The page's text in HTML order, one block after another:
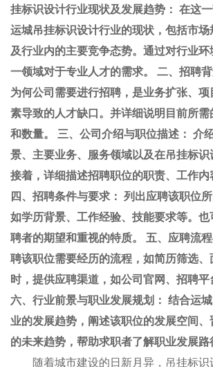
挂标识设计行业现状及发展趋势： 在这
运城吊挂标识设计行业的现状，包括市
及行业内的主要竞争态势。通过对行业
一领域对于专业人才的需求。 二、招聘
为何公司需要进行招聘，是业务扩张、项
素导致的人才缺口。并详细说明目前所
和数量。 三、公司介绍与职位描述： 介
景、主要业务、服务领域以及在吊挂标识
接着，详细描述招聘职位的职责、工作内
四、招聘条件与要求： 列出应聘该职位
如学历背景、工作经验、技能要求等。
聘者的期望和重视的特质。 五、应聘流
聘该职位需要经历的流程，如简历筛选、
时，提供应聘渠道，如公司官网、招聘平
六、行业前景与职业发展规划： 结合运
业的发展趋势，阐述该职位的发展空间
的未来趋势，帮助求职者了解职业发展路
随着城市建设的日新月异，吊挂标